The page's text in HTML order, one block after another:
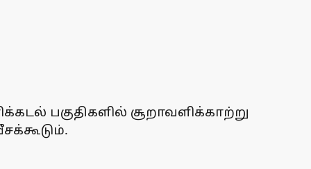
பகுதிகளில் சூறாவளிக்காற்று